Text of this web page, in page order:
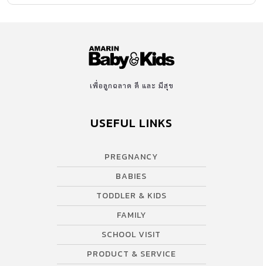
เพื่อลูกฉลาด ดี และ มีสุข
USEFUL LINKS
PREGNANCY
BABIES
TODDLER & KIDS
FAMILY
SCHOOL VISIT
PRODUCT & SERVICE